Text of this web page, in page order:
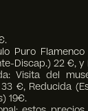
Puro
Discap.) 22 €, y
Visita del
€, Reducida
19€.